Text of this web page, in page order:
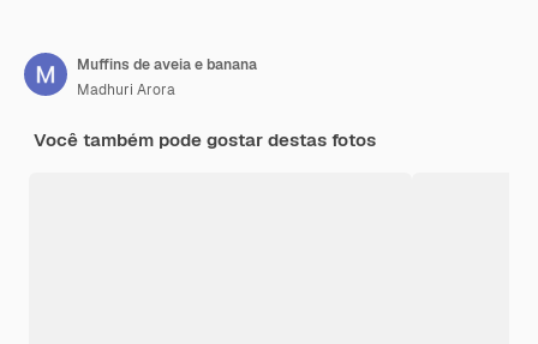
Muffins de aveia e banana
Madhuri Arora
Você também pode gostar destas fotos